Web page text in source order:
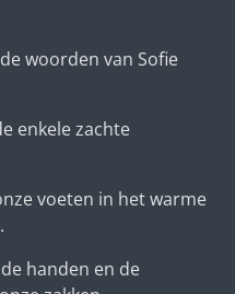
woorden van Sofie
enkele zachte
voeten in het warme
handen en de